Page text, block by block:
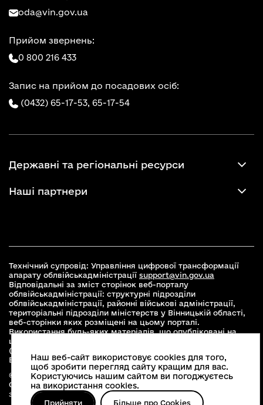
oda@vin.gov.ua
Прийом звернень:
0 800 216 433
Запис на прийом до посадових осіб:
(0432) 65-17-53, 65-17-54
Державні та регіональні ресурси
Наші партнери
Технічний супровід: Управління цифрової трансформації
апарату облвійськадміністрації support@vin.gov.ua
Відповідальні за зміст сторінок веб-порталу
облвійськадміністрації: структурні підрозділи
облвійськадміністрації, районні військові адміністрації,
територіальні підрозділи міністерств у Вінницькій області,
веб-сторінки яких розміщені на цьому порталі.
Використання будь-яких матеріалів, що опубліковані на
цьому сайті, дозволяється при умові зазначення посилання
(для інтернет-видань - гіперпосилання) на офіційний сайт
Вінницької облвійськадміністраціїwww.vin.gov.ua.
© 2026 Весь контент доступний за ліцензією Creative
Commons Attribution 4.0 International license, якщо не
зазначено інше
Наш веб-сайт використовує cookies для того,
щоб зробити перегляд сайту кращим для вас.
Користуючись нашим сайтом ви погоджуєтесь
на використання cookies.
Прийняти Більше про Cookies